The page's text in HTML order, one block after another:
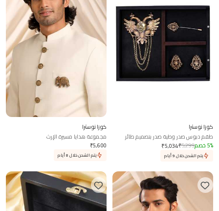
كوزا نوسترا
طقم دبوس صدر وطية صدر بتصميم طائر
الفينيق المرتفع
₹5,034₹5,299 5% خصم
يتم الشحن خلال 9 أيام
كوزا نوسترا
مجموعة هدايا مسيرة الإرث
₹5,600
يتم الشحن خلال 8 أيام